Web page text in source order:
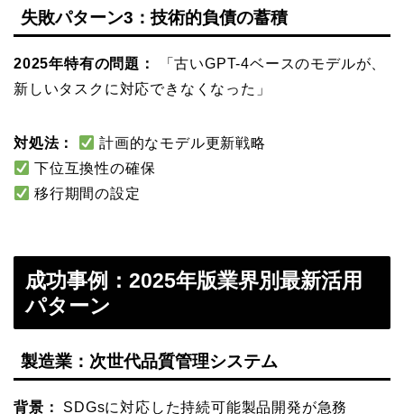
失敗パターン3：技術的負債の蓄積
2025年特有の問題：
「古いGPT-4ベースのモデルが、
新しいタスクに対応できなくなった」
対処法：
計画的なモデル更新戦略
下位互換性の確保
移行期間の設定
成功事例：2025年版業界別最新活用
パターン
製造業：次世代品質管理システム
背景： SDGsに対応した持続可能製品開発が急務